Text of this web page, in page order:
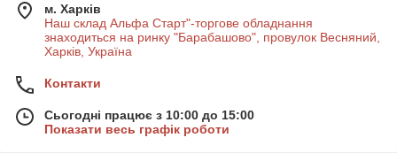
м. Харків
Наш склад Альфа Старт"-торгове обладнання
знаходиться на ринку "Барабашово", провулок Весняний,
Харків, Україна
Контакти
Сьогодні працює з 10:00 до 15:00
Показати весь графік роботи